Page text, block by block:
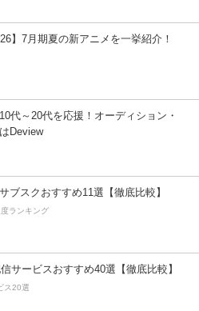
】7月期夏の新アニメを一挙紹介！
代～20代を応援！オーディション・
Deview
ブスクおすすめ11選【徹底比較】
ランキング
サービスおすすめ40選【徹底比較】
ス20選